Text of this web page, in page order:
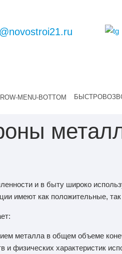
и в быту широко
имеют как положительные,
металла в общем объеме
и физических характеристик